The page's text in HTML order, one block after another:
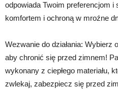
odpowiada Twoim preferencjom
komfortem i ochroną w mroźne
Wezwanie do działania: Wybierz
aby chronić się przed zimnem!
wykonany z ciepłego materiału,
zwlekaj, zabezpiecz się przed